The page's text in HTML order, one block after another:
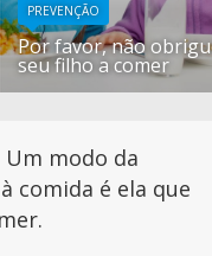
PREVENÇÃO
Por favor, não
seu filho a comer
Um modo da
comida é ela que